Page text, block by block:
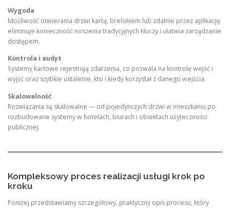
Wygoda
Możliwość otwierania drzwi kartą, brelokiem lub zdalnie przez aplikację
eliminuje konieczność noszenia tradycyjnych kluczy i ułatwia zarządzanie
dostępem.
Kontrola i audyt
Systemy kartowe rejestrują zdarzenia, co pozwala na kontrolę wejść i
wyjść oraz szybkie ustalenie, kto i kiedy korzystał z danego wejścia.
Skalowalność
Rozwiązania są skalowalne — od pojedynczych drzwi w mieszkaniu po
rozbudowane systemy w hotelach, biurach i obiektach użyteczności
publicznej.
Kompleksowy proces realizacji usługi krok po
kroku
Poniżej przedstawiamy szczegółowy, praktyczny opis procesu, który